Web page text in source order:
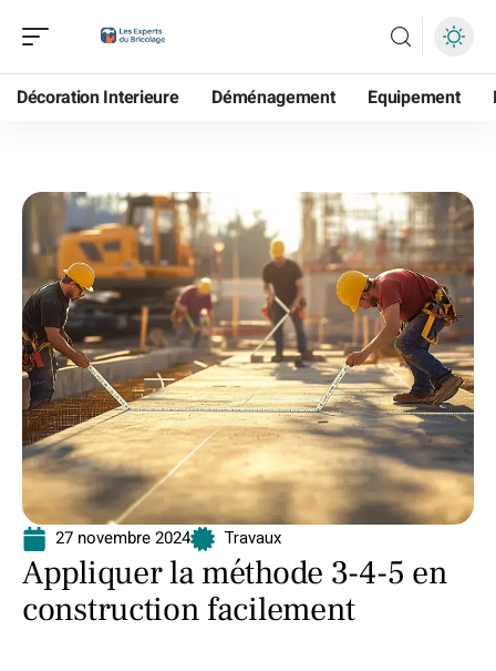
Décoration Interieure Déménagement Equipement
27 novembre 2024 Travaux
Appliquer la méthode 3-4-5 en
construction facilement